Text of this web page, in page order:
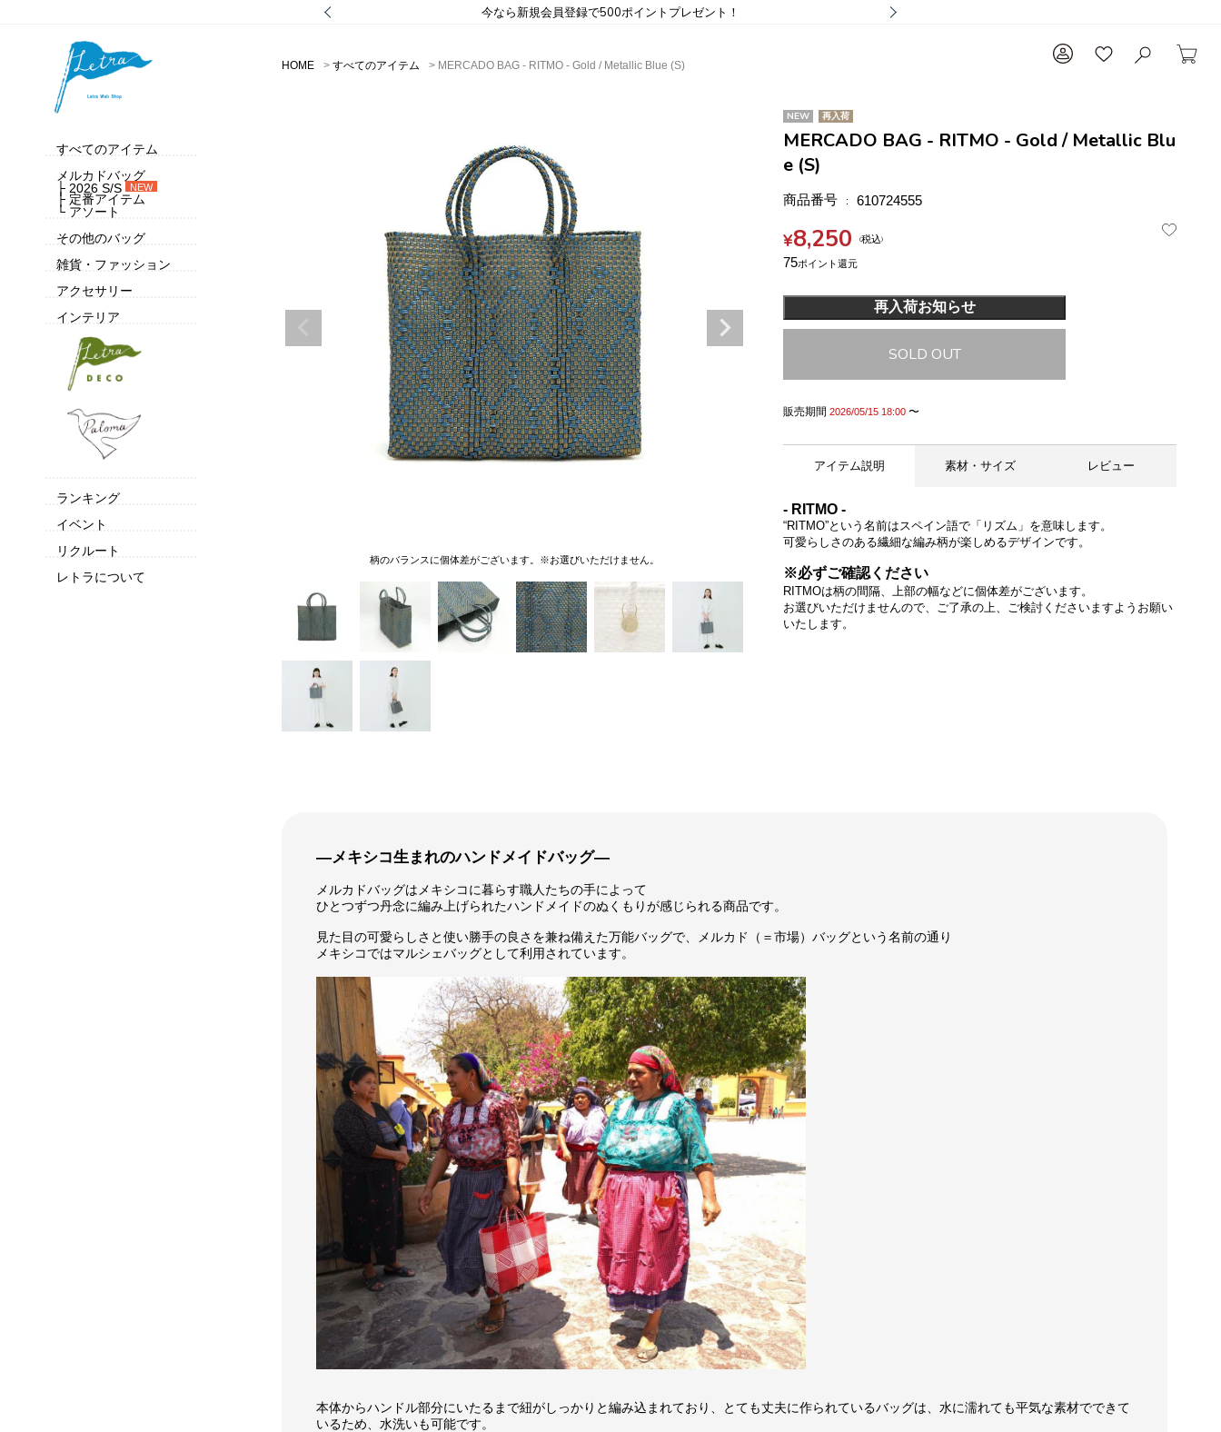
今なら新規会員登録で500ポイントプレゼント！
すべてのアイテム
メルカドバッグ
├ 2026 S/S
NEW
├ 定番アイテム
└ アソート
その他のバッグ
雑貨・ファッション
アクセサリー
インテリア
ランキング
イベント
リクルート
レトラについて
HOME すべてのアイテム MERCADO BAG - RITMO - Gold / Metallic Blue (S)
柄のバランスに個体差がございます。※お選びいただけません。
NEW 再入荷
MERCADO BAG - RITMO - Gold / Metallic Blu
e (S)
商品番号 610724555
¥8,250 税込
75
再入荷お知らせ
SOLD OUT
販売期間 2026/05/15 18:00 〜
アイテム説明 素材・サイズ レビュー
- RITMO -
“RITMO”という名前はスペイン語で「リズム」を意味します。
可愛らしさのある繊細な編み柄が楽しめるデザインです。
※必ずご確認ください
RITMOは柄の間隔、上部の幅などに個体差がございます。
お選びいただけませんので、ご了承の上、ご検討くださいますようお願い
いたします。
―メキシコ生まれのハンドメイドバッグ―
メルカドバッグはメキシコに暮らす職人たちの手によって
ひとつずつ丹念に編み上げられたハンドメイドのぬくもりが感じられる商品です。
見た目の可愛らしさと使い勝手の良さを兼ね備えた万能バッグで、メルカド（＝市場）バッグという名前の通り
メキシコではマルシェバッグとして利用されています。
本体からハンドル部分にいたるまで紐がしっかりと編み込まれており、とても丈夫に作られているバッグは、水に濡れても平気な素材でできて
いるため、水洗いも可能です。